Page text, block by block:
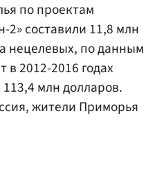
по проектам
2» составили 11,8 млн
нецелевых, по данным
в 2012-2016 годах
млн долларов.
жители Приморья